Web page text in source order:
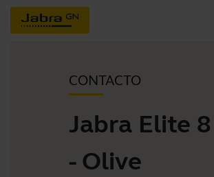
CONTACTO
Jabra Elite
- Olive